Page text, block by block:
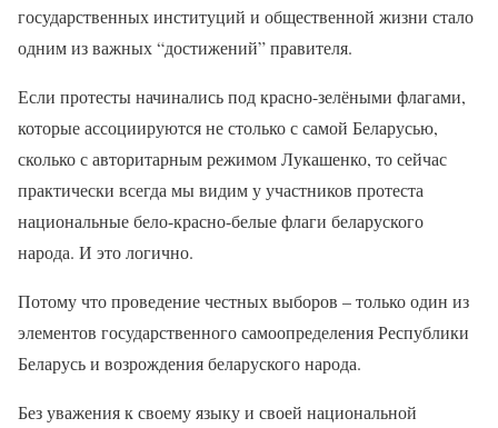
государственных институций и общественной жизни стало
одним из важных “достижений” правителя.
Если протесты начинались под красно-зелёными флагами,
которые ассоциируются не столько с самой Беларусью,
сколько с авторитарным режимом Лукашенко, то сейчас
практически всегда мы видим у участников протеста
национальные бело-красно-белые флаги беларуского
народа. И это логично.
Потому что проведение честных выборов – только один из
элементов государственного самоопределения Республики
Беларусь и возрождения беларуского народа.
Без уважения к своему языку и своей национальной